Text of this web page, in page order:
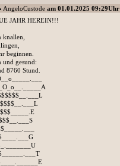
AngeloCustode am 01.01.2025 09:29Uhr
JAHR HEREIN!!!
knallen,
beginnen.
gesund:
8760 Stund.